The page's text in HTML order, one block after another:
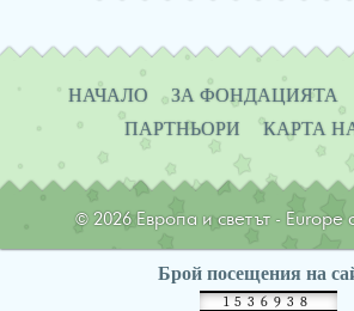
Навигация
НАЧАЛО ЗА ФОНДАЦИЯТА
ПАРТНЬОРИ
КАРТА
© 2026 Европа и светът - Europe
Брой посещения на
1536938